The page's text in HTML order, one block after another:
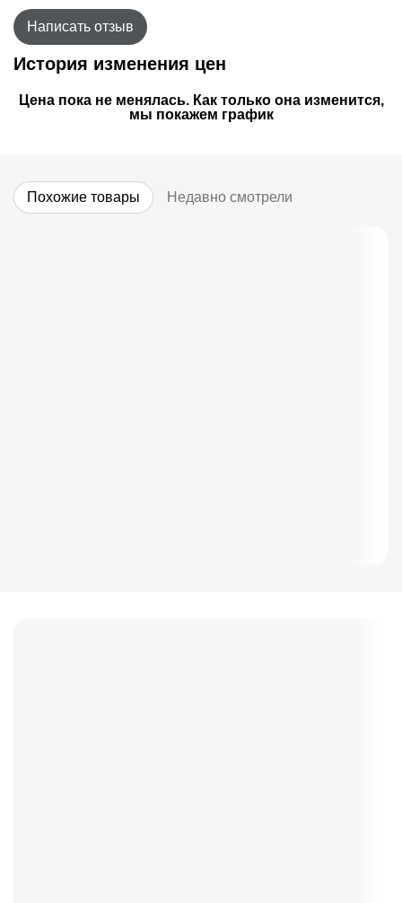
Написать отзыв
История изменения цен
Цена пока не менялась. Как только она изменится,
мы покажем график
Похожие товары Недавно смотрели